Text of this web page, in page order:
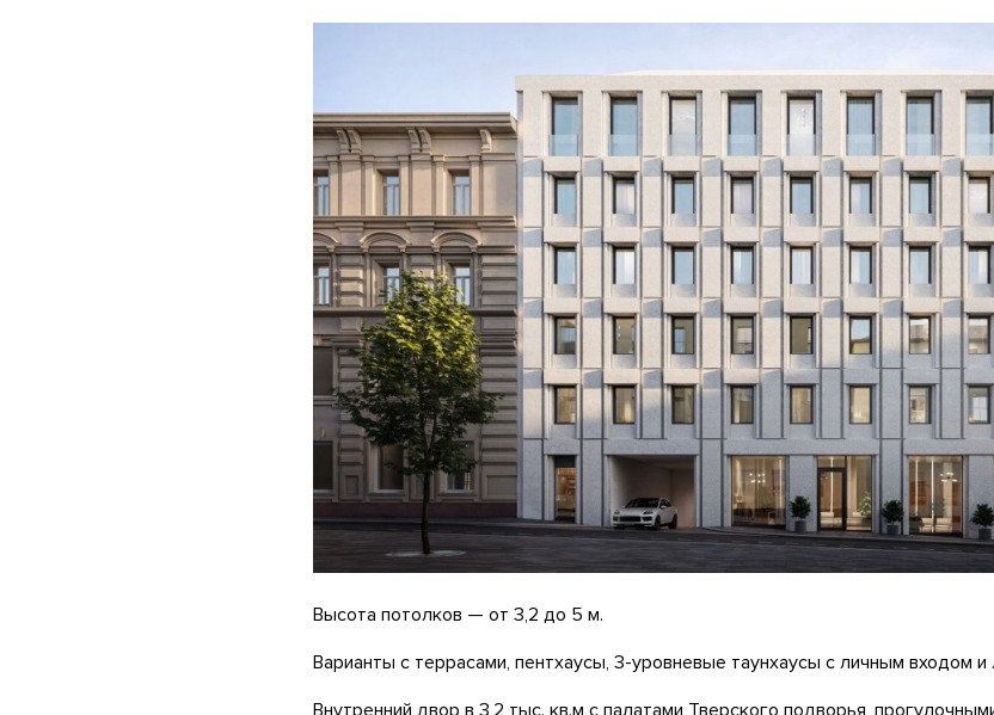
Высота потолков — от 3,2 до 5 м.
Варианты с террасами, пентхаусы, 3-уровневые таунхаусы с личным входом
Внутренний двор в 3,2 тыс. кв.м с палатами Тверского подворья,